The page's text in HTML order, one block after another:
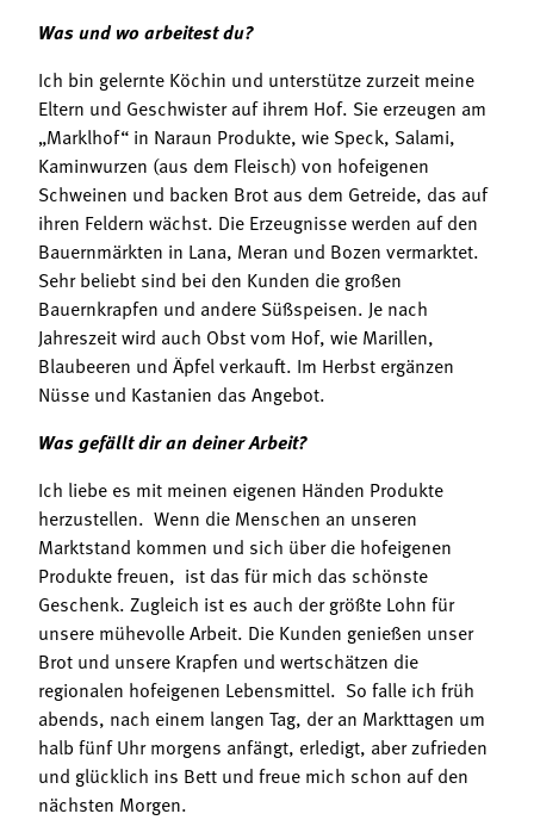
Was und wo arbeitest du?
Ich bin gelernte Köchin und unterstütze zurzeit meine
Eltern und Geschwister auf ihrem Hof. Sie erzeugen am
„Marklhof“ in Naraun Produkte, wie Speck, Salami,
Kaminwurzen (aus dem Fleisch) von hofeigenen
Schweinen und backen Brot aus dem Getreide, das auf
ihren Feldern wächst. Die Erzeugnisse werden auf den
Bauernmärkten in Lana, Meran und Bozen vermarktet.
Sehr beliebt sind bei den Kunden die großen
Bauernkrapfen und andere Süßspeisen. Je nach
Jahreszeit wird auch Obst vom Hof, wie Marillen,
Blaubeeren und Äpfel verkauft. Im Herbst ergänzen
Nüsse und Kastanien das Angebot.
Was gefällt dir an deiner Arbeit?
Ich liebe es mit meinen eigenen Händen Produkte
herzustellen. Wenn die Menschen an unseren
Marktstand kommen und sich über die hofeigenen
Produkte freuen, ist das für mich das schönste
Geschenk. Zugleich ist es auch der größte Lohn für
unsere mühevolle Arbeit. Die Kunden genießen unser
Brot und unsere Krapfen und wertschätzen die
regionalen hofeigenen Lebensmittel. So falle ich früh
abends, nach einem langen Tag, der an Markttagen um
halb fünf Uhr morgens anfängt, erledigt, aber zufrieden
und glücklich ins Bett und freue mich schon auf den
nächsten Morgen.